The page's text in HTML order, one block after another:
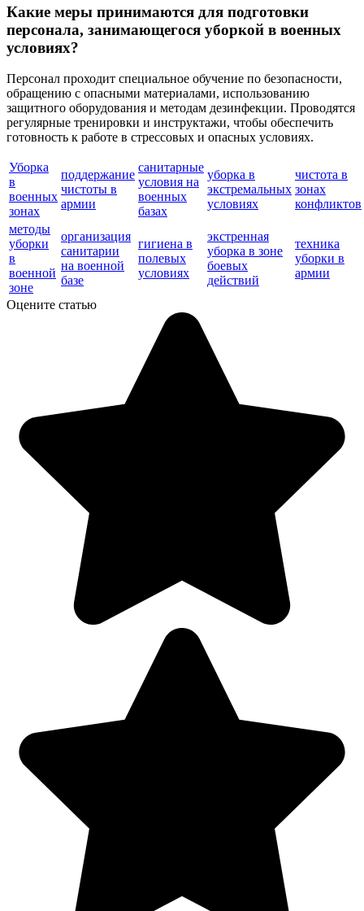
Какие меры принимаются для подготовки
персонала, занимающегося уборкой в военных
условиях?
Персонал проходит специальное обучение по безопасности,
обращению с опасными материалами, использованию
защитного оборудования и методам дезинфекции. Проводятся
регулярные тренировки и инструктажи, чтобы обеспечить
готовность к работе в стрессовых и опасных условиях.
Уборка
в
военных
зонах
поддержание
чистоты в
армии
санитарные
условия на
военных
базах
уборка в
экстремальных
условиях
чистота в
зонах
конфликтов
методы
уборки
в
военной
зоне
организация
санитарии
на военной
базе
гигиена в
полевых
условиях
экстренная
уборка в зоне
боевых
действий
техника
уборки в
армии
Оцените статью